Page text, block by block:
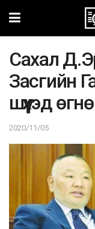
Сахал
Засгийн
шүүхэд өгнө
2020/11/05